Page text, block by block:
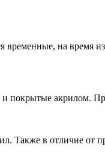
на время
покрытые акрилом.
Также в отличие от